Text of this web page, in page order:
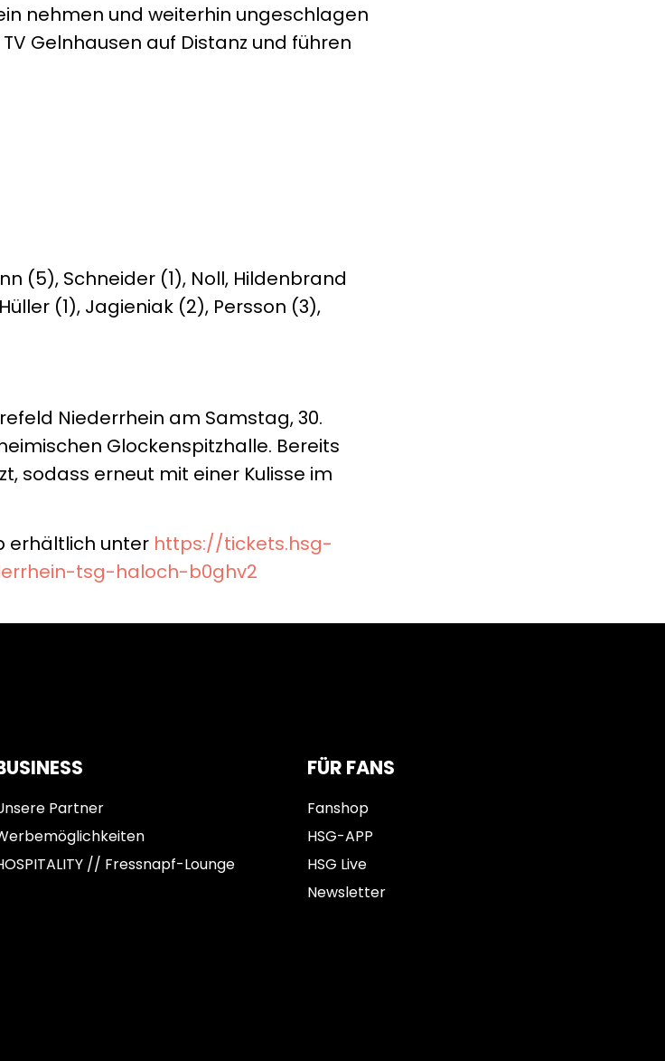
nehmen und weiterhin ungeschlagen
Gelnhausen auf Distanz und führen
(5), Schneider (1), Noll, Hildenbrand
(1), Jagieniak (2), Persson (3),
Niederrhein am Samstag, 30.
Glockenspitzhalle. Bereits
sodass erneut mit einer Kulisse im
erhältlich unter https://tickets.hsg-
tsg-haloch-b0ghv2
Partner
// Fressnapf-Lounge
FÜR FANS
Fanshop
HSG-APP
HSG Live
Newsletter